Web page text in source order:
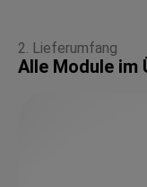
2. Lieferumfang
Alle Module im